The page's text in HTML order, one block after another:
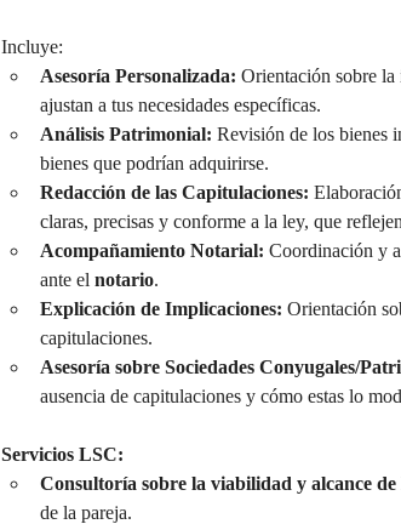
Incluye:
Asesoría Personalizada: Orientación sobre la
ajustan a tus necesidades específicas.
Análisis Patrimonial: Revisión de los bienes
bienes que podrían adquirirse.
Redacción de las Capitulaciones:
claras, precisas y conforme a la ley, que
Acompañamiento Notarial: Coordinación y
ante el notario.
Explicación de Implicaciones: Orientación
capitulaciones.
Asesoría sobre Sociedades Conyugales/
ausencia de capitulaciones y cómo estas lo
Servicios LSC:
Consultoría sobre la viabilidad y alcance de
de la pareja.